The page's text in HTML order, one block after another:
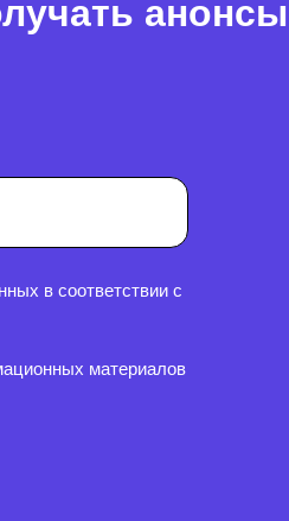
анонсы
в соответствии с
материалов